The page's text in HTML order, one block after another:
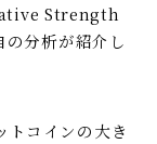
Strength
分析が紹介し
トコインの大き